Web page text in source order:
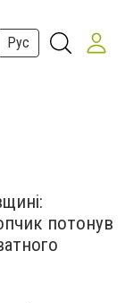
Рус
потонув